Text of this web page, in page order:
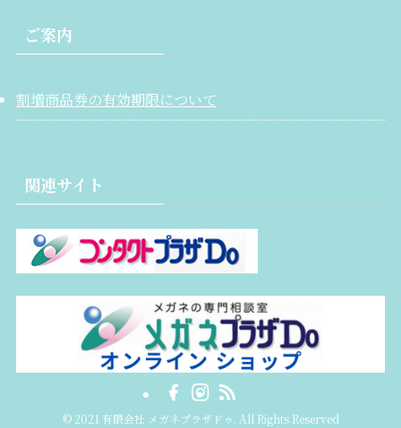
ご案内
割増商品券の有効期限について
関連サイト
©2021 有限会社 メガネプラザドゥ. All Rights Reserved